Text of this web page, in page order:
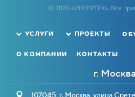
© 2026 «ИНТЕРТЕХ». Все
УСЛУГИ ПРОЕКТЫ
О КОМПАНИИ КОНТАКТЫ
г. Москва
107045, г. Москва, улица